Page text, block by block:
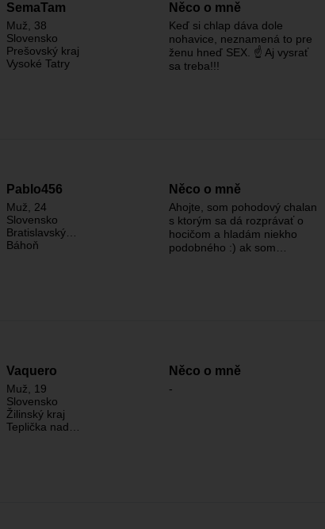
SemaTam
Muž , 38
Slovensko
Prešovský kraj
Vysoké Tatry
Něco o mně
Keď si chlap dáva dole
nohavice, neznamená to pre
ženu hneď SEX. ☝️ Aj vysrať
sa treba!!!
Pablo456
Muž , 24
Slovensko
Bratislavský…
Báhoň
Něco o mně
Ahojte, som pohodový chalan
s ktorým sa dá rozprávať o
hocičom a hladám niekho
podobného :) ak som…
Vaquero
Muž , 19
Slovensko
Žilinský kraj
Teplička nad…
Něco o mně
-